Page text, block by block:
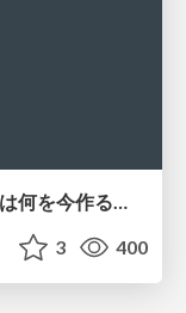
AIは実装を速くする。では、私たちは何を今作るべきか？－立場を越えてリリースに向き合ったチーム開発の実践 / 20260801 Hiromi Nakaya and Naoki Takahashi
3 400